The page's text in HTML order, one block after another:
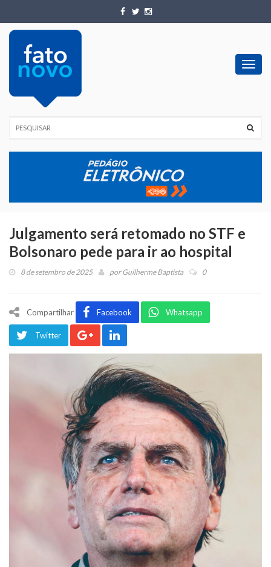
Julgamento será retomado no STF e
Bolsonaro pede para ir ao hospital
8 de setembro de 2025 porGuilherme Baptista 0
Compartilhar Facebook Whatsapp
Twitter